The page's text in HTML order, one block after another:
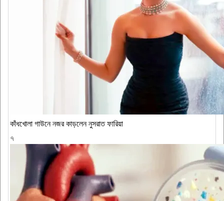
কাঁধখোলা গাউনে নজর কাড়লেন নুসরাত ফারিয়া
৭